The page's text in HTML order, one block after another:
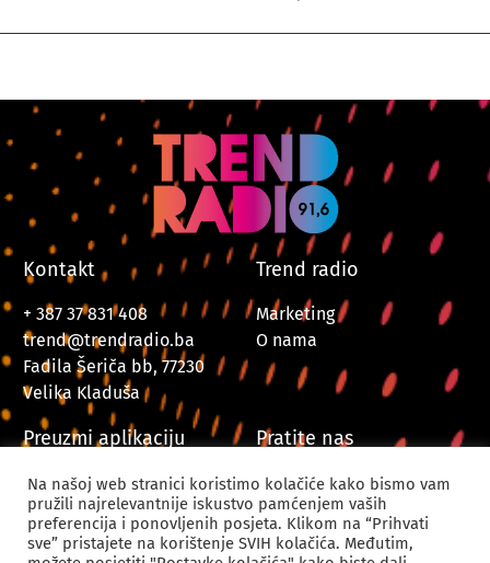
Kontakt
+ 387 37 831 408
trend@trendradio.ba
Fadila Šeriča bb, 77230
Velika Kladuša
Trend radio
Marketing
O nama
Preuzmi aplikaciju Pratite nas
Na našoj web stranici koristimo kolačiće kako bismo vam
pružili najrelevantnije iskustvo pamćenjem vaših
preferencija i ponovljenih posjeta. Klikom na “Prihvati
sve” pristajete na korištenje SVIH kolačića. Međutim,